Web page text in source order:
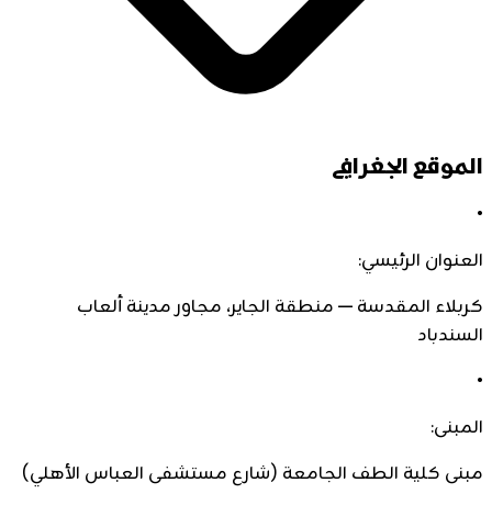
الموقع الجغرافي
•
العنوان الرئيسي:
كربلاء المقدسة — منطقة الجاير، مجاور مدينة ألعاب
السندباد
•
المبنى:
مبنى كلية الطف الجامعة (شارع مستشفى العباس الأهلي)